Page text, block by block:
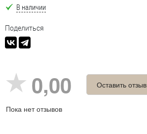
В наличии
Поделиться
0,00
Пока нет отзывов
Оставить отзыв